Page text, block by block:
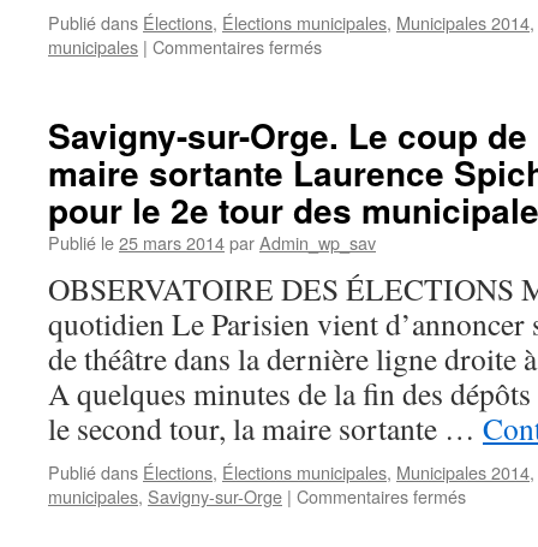
Publié dans Élections, Élections municipales, Municipales 2014,
municipales | Commentaires ferméssur
La
liste
Spicher-
Bernier
/
David
Fabre
pour
le
2e
tour
du
30
2014
Savigny-sur-Orge. Le coup
maire sortante Laurence
pour le 2e tour des
Publié le25 mars 2014parAdmin_wp_sav
OBSERVATOIRE DES ÉLECTIONS
quotidien Le Parisien vient
de théâtre dans la dernière ligne droite
A quelques minutes de la fin des
le second tour, la maire sortante …
Publié dans Élections, Élections municipales, Municipales 2014,
municipales, Savigny-sur-Orge | Commentaires ferméssur